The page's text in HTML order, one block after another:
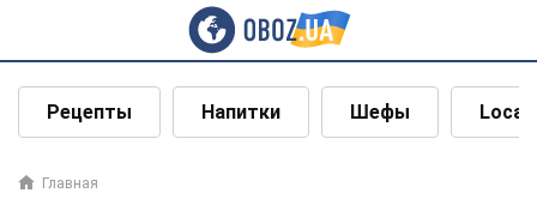
Рецепты Напитки Шефы Local
Главная